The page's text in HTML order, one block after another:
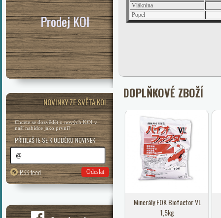
Prodej KOI
NOVINKY ZE SVĚTA KOI
Chcete se dozvědět o nových KOI v
naší nabídce jako první?
PŘIHLAŠTE SE K ODBĚRU NOVINEK
RSS feed Odeslat
Vláknina
Popel
DOPLŇKOVÉ ZBOŽÍ
Minerály FOK Biofactor VL
1,5kg